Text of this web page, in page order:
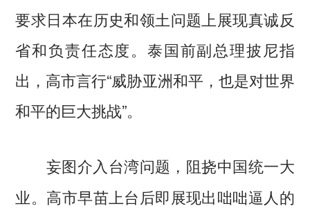
要求日本在历史和领土问题上展现真诚反
省和负责任态度。泰国前副总理披尼指
出，高市言行“威胁亚洲和平，也是对世界
和平的巨大挑战”。
妄图介入台湾问题，阻挠中国统一大
业。 高市早苗上台后即展现出咄咄逼人的